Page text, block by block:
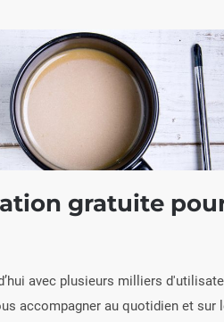
gratuite
avec plusieurs milliers
accompagner au quotidien et sur